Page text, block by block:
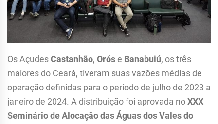
Os AçudesCastanhão, Orós e Banabuiú, os três
maiores do Ceará, tiveram suas vazões médias de
operação definidas para o período de julho de 2023 a
janeiro de 2024. A distribuição foi aprovada noXXX
Seminário de Alocação das Águas dos Vales do